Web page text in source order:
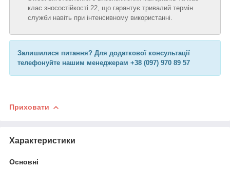
клас зносостійкості 22, що гарантує тривалий термін
служби навіть при інтенсивному використанні.
Залишилися питання? Для додаткової консультації
телефонуйте нашим менеджерам +38 (097) 970 89 57
Приховати
Характеристики
Основні